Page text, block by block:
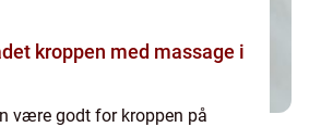
kroppen med massage i
være godt for kroppen på